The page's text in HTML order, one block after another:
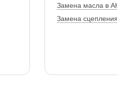
Замена масла в
Замена